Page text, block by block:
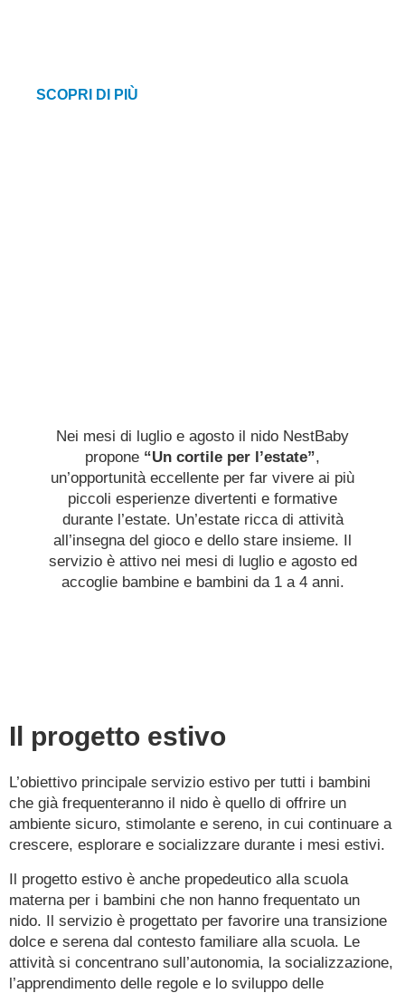
SCOPRI DI PIÙ
Nei mesi di luglio e agosto il nido NestBaby
propone “Un cortile per l’estate”,
un’opportunità eccellente per far vivere ai più
piccoli esperienze divertenti e formative
durante l’estate. Un’estate ricca di attività
all’insegna del gioco e dello stare insieme. Il
servizio è attivo nei mesi di luglio e agosto ed
accoglie bambine e bambini da 1 a 4 anni.
Il progetto estivo
L’obiettivo principale servizio estivo per tutti i bambini
che già frequenteranno il nido è quello di offrire un
ambiente sicuro, stimolante e sereno, in cui continuare a
crescere, esplorare e socializzare durante i mesi estivi.
Il progetto estivo è anche propedeutico alla scuola
materna per i bambini che non hanno frequentato un
nido. Il servizio è progettato per favorire una transizione
dolce e serena dal contesto familiare alla scuola. Le
attività si concentrano sull’autonomia, la socializzazione,
l’apprendimento delle regole e lo sviluppo delle